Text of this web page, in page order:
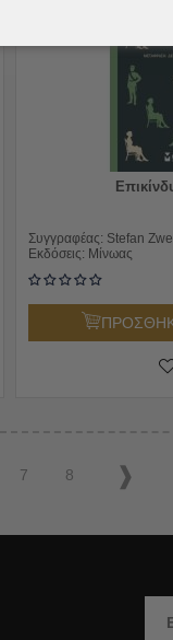
Συγγραφέας: Stefan
Εκδόσεις: Μίνωας
7 8